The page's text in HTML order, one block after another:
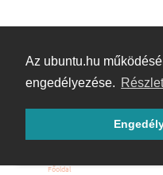
Az ubuntu.hu
engedélyezése.
Hoppá! Valami hiba
Főoldal